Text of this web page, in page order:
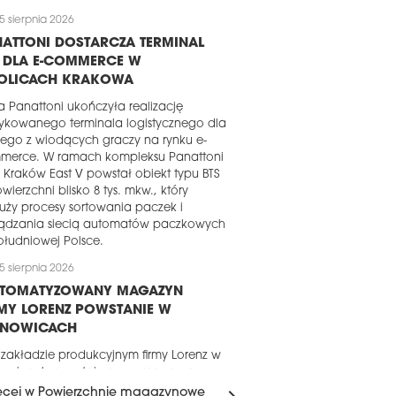
sierpnia 2026
DOSTARCZA TERMINAL
DLA E-COMMERCE W
KRAKOWA
Panattoni ukończyła realizację
terminala logistycznego dla
z wiodących graczy na rynku e-
W ramach kompleksu Panattoni
Kraków East V powstał obiekt typu BTS
blisko 8 tys. mkw., który
procesy sortowania paczek i
siecią automatów paczkowych
Polsce.
sierpnia 2026
MAGAZYN
LORENZ POWSTANIE W
zakładzie produkcyjnym firmy Lorenz w
około 16 tys. mkw. Za realizację
w Powierzchnie magazynowe